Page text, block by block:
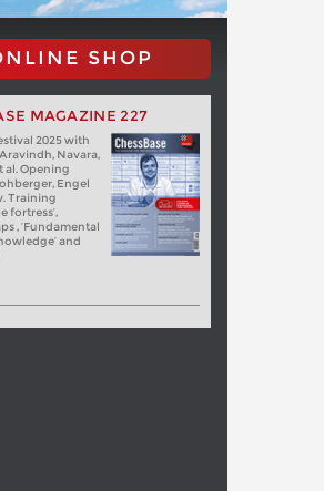
SHOP
MAGAZINE 227
2025 with
Navara,
al. Opening
Engel
Training
fortress’,
, ‘Fundamental
and